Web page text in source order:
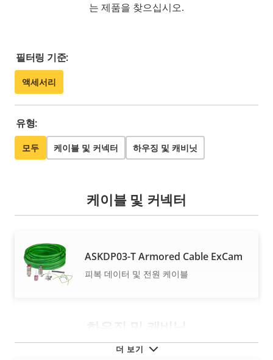
는 제품을 찾으십시오.
필터링 기준:
액세서리
유형:
모두 케이블 및 커넥터 하우징 및 캐비닛
더 보기
케이블 및 커넥터
ASKDP03-T Armored Cable ExCam
피복 데이터 및 전원 케이블